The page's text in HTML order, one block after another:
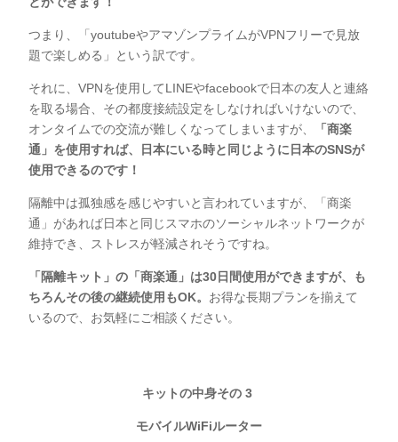
つまり、「youtubeやアマゾンプライムがVPNフリーで見放
題で楽しめる」という訳です。
それに、VPNを使用してLINEやfacebookで日本の友人と連絡
を取る場合、その都度接続設定をしなければいけないので、
オンタイムでの交流が難しくなってしまいますが、
「商楽
通」を使用すれば、日本にいる時と同じように日本のSNSが
使用できるのです！
隔離中は孤独感を感じやすいと言われていますが、「商楽
通」があれば日本と同じスマホのソーシャルネットワークが
維持でき、ストレスが軽減されそうですね。
「隔離キット」の「商楽通」は30日間使用ができますが、も
ちろんその後の継続使用もOK。 お得な長期プランを揃えて
いるので、お気軽にご相談ください。
キットの中身その 3
モバイルWiFiルーター